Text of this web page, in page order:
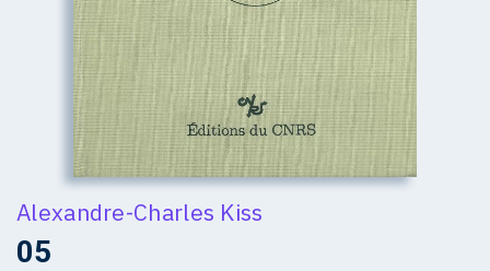
Alexandre-Charles Kiss
05